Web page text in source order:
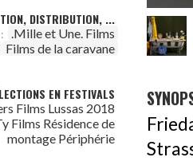
DISTRIBUTION, ...
.Mille et Une. Films
Films de la caravane
EN FESTIVALS
Films Lussas 2018
Films Résidence de
montage Périphérie